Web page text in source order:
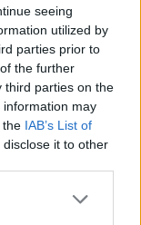
seeing
utilized by
parties prior to
the further
third parties on the
information may
the IAB’s List of
it to other